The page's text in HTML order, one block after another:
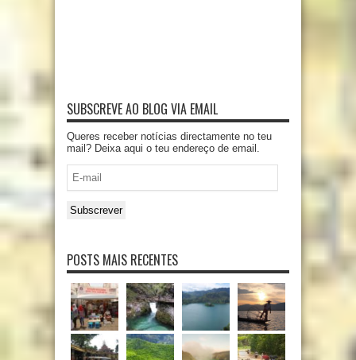
SUBSCREVE AO BLOG VIA EMAIL
Queres receber notícias directamente no teu
mail? Deixa aqui o teu endereço de email.
mail
Subscrever
POSTS MAIS RECENTES